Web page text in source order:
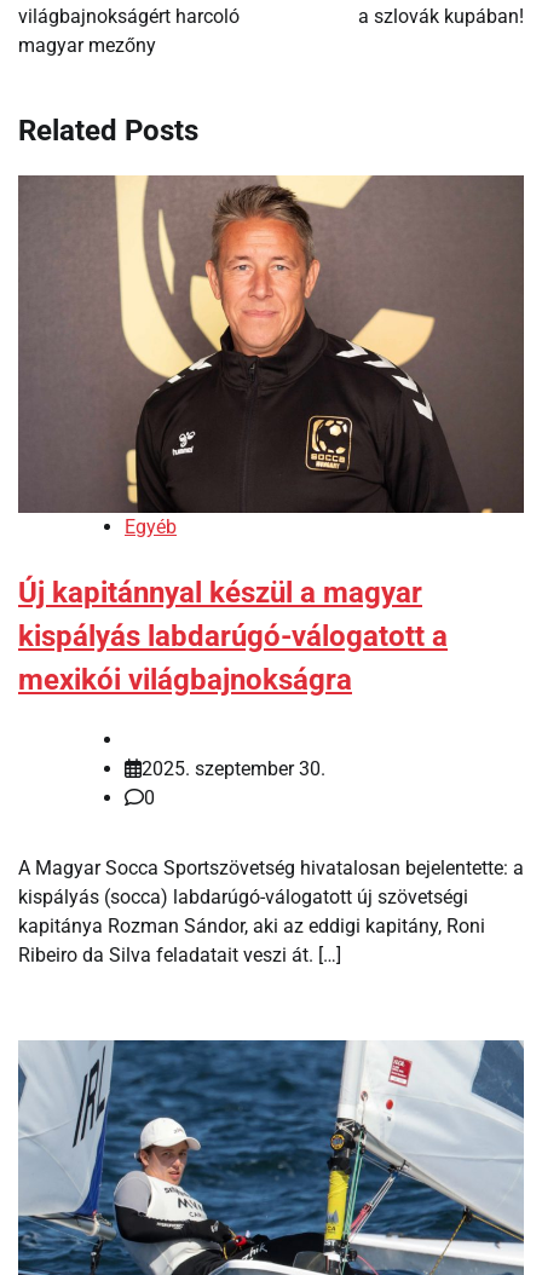
világbajnokságért harcoló
magyar mezőny
a szlovák kupában!
Related Posts
Egyéb
Új kapitánnyal készül a magyar
kispályás labdarúgó-válogatott a
mexikói világbajnokságra
2025. szeptember 30.
0
A Magyar Socca Sportszövetség hivatalosan bejelentette: a
kispályás (socca) labdarúgó-válogatott új szövetségi
kapitánya Rozman Sándor, aki az eddigi kapitány, Roni
Ribeiro da Silva feladatait veszi át. […]